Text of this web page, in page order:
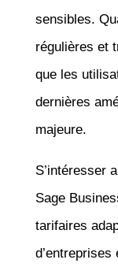
sensibles.
régulières et
que les
dernières
majeure.
S’intéresser
Sage
tarifaires